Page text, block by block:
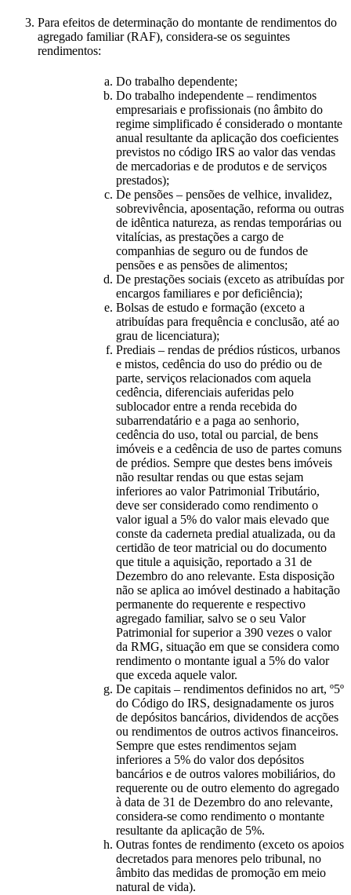
Para efeitos de determinação do montante de rendimentos do
agregado familiar (RAF), considera-se os seguintes
rendimentos:
Do trabalho dependente;
Do trabalho independente – rendimentos
empresariais e profissionais (no âmbito do
regime simplificado é considerado o montante
anual resultante da aplicação dos coeficientes
previstos no código IRS ao valor das vendas
de mercadorias e de produtos e de serviços
prestados);
De pensões – pensões de velhice, invalidez,
sobrevivência, aposentação, reforma ou outras
de idêntica natureza, as rendas temporárias ou
vitalícias, as prestações a cargo de
companhias de seguro ou de fundos de
pensões e as pensões de alimentos;
De prestações sociais (exceto as atribuídas por
encargos familiares e por deficiência);
Bolsas de estudo e formação (exceto a
atribuídas para frequência e conclusão, até ao
grau de licenciatura);
Prediais – rendas de prédios rústicos, urbanos
e mistos, cedência do uso do prédio ou de
parte, serviços relacionados com aquela
cedência, diferenciais auferidas pelo
sublocador entre a renda recebida do
subarrendatário e a paga ao senhorio,
cedência do uso, total ou parcial, de bens
imóveis e a cedência de uso de partes comuns
de prédios. Sempre que destes bens imóveis
não resultar rendas ou que estas sejam
inferiores ao valor Patrimonial Tributário,
deve ser considerado como rendimento o
valor igual a 5% do valor mais elevado que
conste da caderneta predial atualizada, ou da
certidão de teor matricial ou do documento
que titule a aquisição, reportado a 31 de
Dezembro do ano relevante. Esta disposição
não se aplica ao imóvel destinado a habitação
permanente do requerente e respectivo
agregado familiar, salvo se o seu Valor
Patrimonial for superior a 390 vezes o valor
da RMG, situação em que se considera como
rendimento o montante igual a 5% do valor
que exceda aquele valor.
De capitais – rendimentos definidos no art, º5º
do Código do IRS, designadamente os juros
de depósitos bancários, dividendos de acções
ou rendimentos de outros activos financeiros.
Sempre que estes rendimentos sejam
inferiores a 5% do valor dos depósitos
bancários e de outros valores mobiliários, do
requerente ou de outro elemento do agregado
à data de 31 de Dezembro do ano relevante,
considera-se como rendimento o montante
resultante da aplicação de 5%.
Outras fontes de rendimento (exceto os apoios
decretados para menores pelo tribunal, no
âmbito das medidas de promoção em meio
natural de vida).